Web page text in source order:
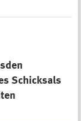
Schicksals